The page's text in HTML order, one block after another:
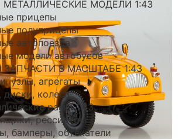
МОДЕЛИ 1:43
прицепы
полуприцепы
автопоезда
модели автобусов
ЗАПЧАСТИ В МАСШТАБЕ 1:43
узлы, агрегаты
колеса
рамы 1:43
рессиверы
бамперы, обтекатели